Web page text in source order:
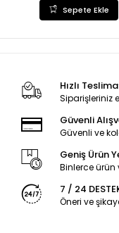
Sepete Ekle
Hızlı
Siparişleriniz
Güvenli
Güvenli ve
Geniş Ürün
Binlerce
7 / 24
Öneri ve